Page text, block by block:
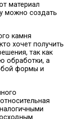
материал
можно создать
камня
хочет получить
так как
обработки, а
формы и